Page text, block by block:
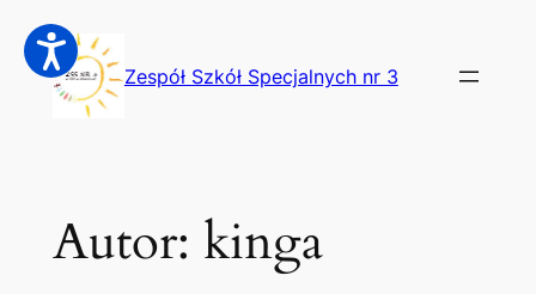
Przejdź
do
treści
Zespół Szkół Specjalnych nr 3
Autor: kinga